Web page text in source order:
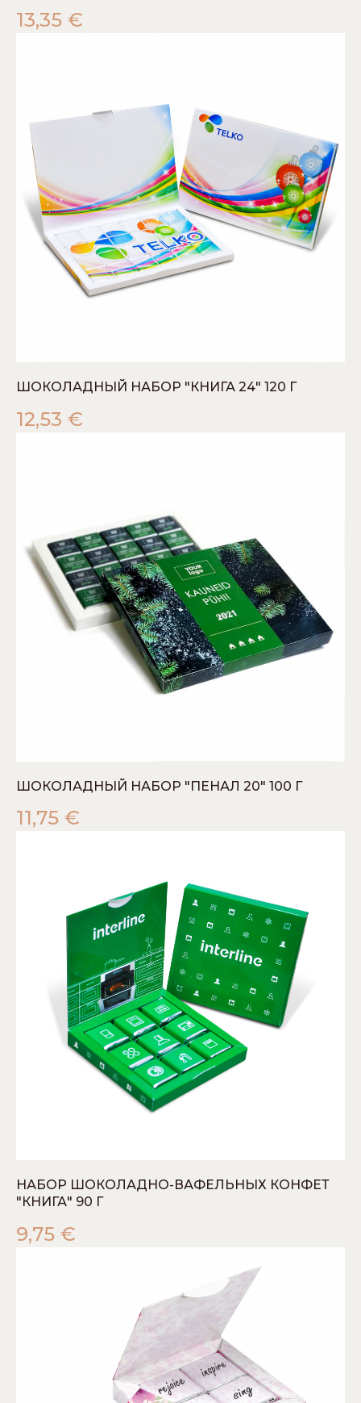
13,35 €
ШОКОЛАДНЫЙ НАБОР "КНИГА 24" 120 Г
12,53 €
ШОКОЛАДНЫЙ НАБОР "ПЕНАЛ 20" 100 Г
11,75 €
НАБОР ШОКОЛАДНО-ВАФЕЛЬНЫХ КОНФЕТ
"КНИГА" 90 Г
9,75 €